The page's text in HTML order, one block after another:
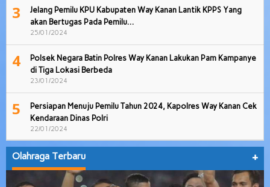
3
Jelang Pemilu KPU Kabupaten Way Kanan Lantik KPPS Yang
akan Bertugas Pada Pemilu…
25/01/2024
4
Polsek Negara Batin Polres Way Kanan Lakukan Pam Kampanye
di Tiga Lokasi Berbeda
23/01/2024
5
Persiapan Menuju Pemilu Tahun 2024, Kapolres Way Kanan Cek
Kendaraan Dinas Polri
22/01/2024
Olahraga Terbaru +